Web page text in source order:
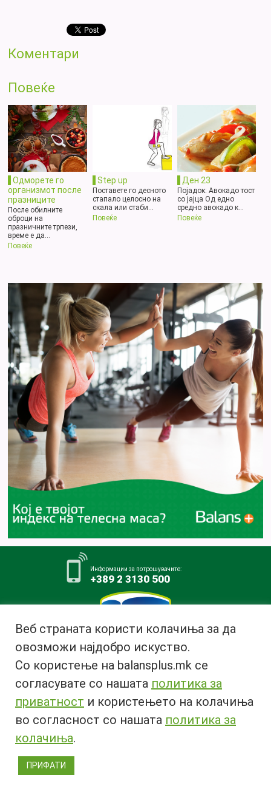
Коментари
Повеќе
Одморете го
организмот после
празниците
После обилните
оброци на
празничните трпези,
време е да...
Повеќе
Step up
Поставете го десното
стапало целосно на
скала или стаби...
Повеќе
Ден 23
Појадок: Авокадо тост
со јајца Од едно
средно авокадо к...
Повеќе
Информации за потрошувачите:
+389 2 3130 500
Млекара АД Битола
ул. Ѓурчин Наумов Пљакот бр.1,
7000 Битола, Република
Македонија
Тел:+389 47 226 380
Факс: +389 47 237 073
© 2018 Copyright | All rights reserved 2018 ® |
Веб страната користи колачиња за да
овозможи најдобро искуство.
Со користење на balansplus.mk се
согласувате со нашата политика за
приватност и користењето на колачиња
во согласност со нашата политика за
колачиња.
ПРИФАТИ